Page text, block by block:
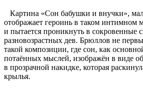
Картина «Сон бабушки и внучки»,
отображает героинь в таком интимном
и пытается проникнуть в сокровенные
разновозрастных дев. Брюллов не
такой композиции, где сон, как
потаённых мыслей, изображён в виде
в прозрачной накидке, которая
крылья.